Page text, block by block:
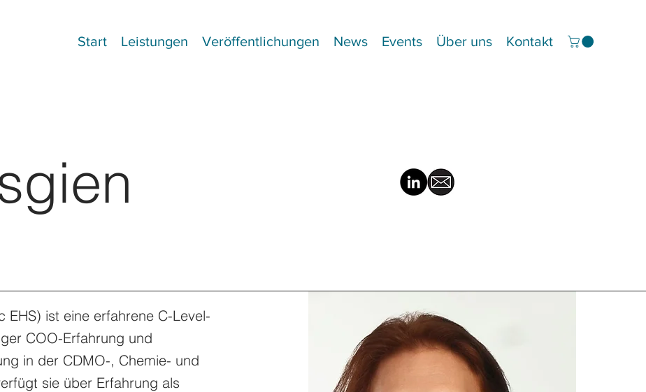
Start Leistungen Veröffentlichungen News Events Über uns Kontakt
EHS) ist eine erfahrene C-Level-
COO-Erfahrung und
in der CDMO-, Chemie- und
sie über Erfahrung als